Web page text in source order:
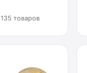
135 товаров